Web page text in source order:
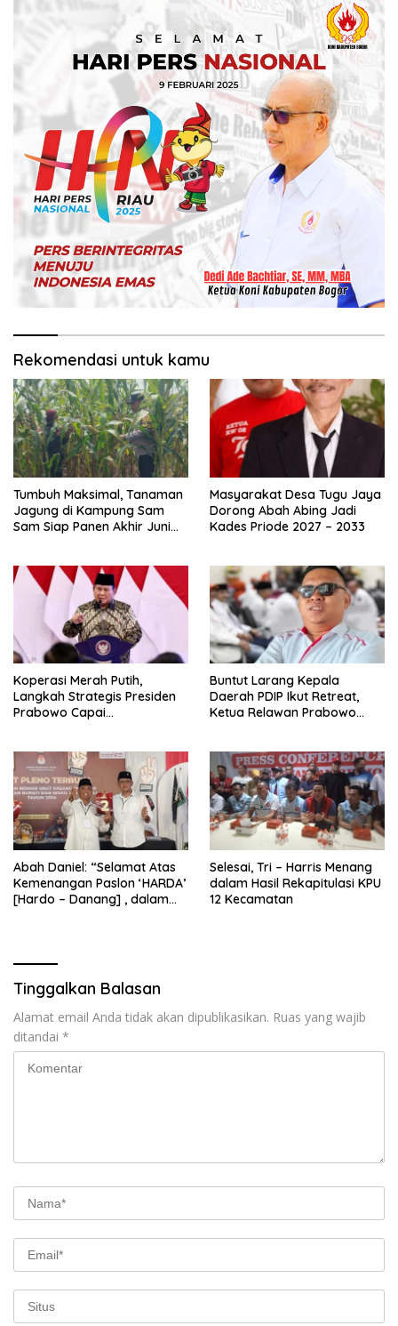
Rekomendasi untuk kamu
Tumbuh Maksimal, Tanaman
Jagung di Kampung Sam
Sam Siap Panen Akhir Juni
Masyarakat Desa Tugu Jaya
Dorong Abah Abing Jadi
Kades Priode 2027 – 2033
Koperasi Merah Putih,
Langkah Strategis Presiden
Prabowo Capai
Buntut Larang Kepala
Daerah PDIP Ikut Retreat,
Ketua Relawan Prabowo
Abah Daniel: “Selamat Atas
Kemenangan Paslon ‘HARDA’
[Hardo – Danang] , dalam
Selesai, Tri – Harris Menang
dalam Hasil Rekapitulasi KPU
12 Kecamatan
Tinggalkan Balasan
Alamat email Anda tidak akan dipublikasikan. Ruas yang wajib
ditandai *